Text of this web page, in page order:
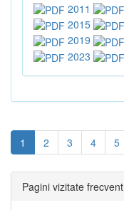
2011
2015
2019
2023
1 2 3 4 5
Pagini vizitate frecvent